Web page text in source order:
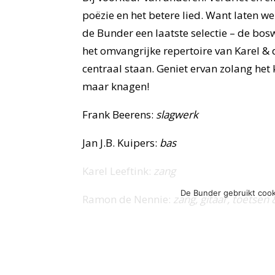
poëzie en het betere lied. Want laten
de Bunder een laatste selectie – de
het omvangrijke repertoire van Karel &
centraal staan. Geniet ervan zolang
maar knagen!
Frank Beerens: slagwerk
Jan J.B. Kuipers: bas
Karel Leeftink: zang
Ramon de Nennie: zang, gitaar, toetsen
De Bunder gebruikt